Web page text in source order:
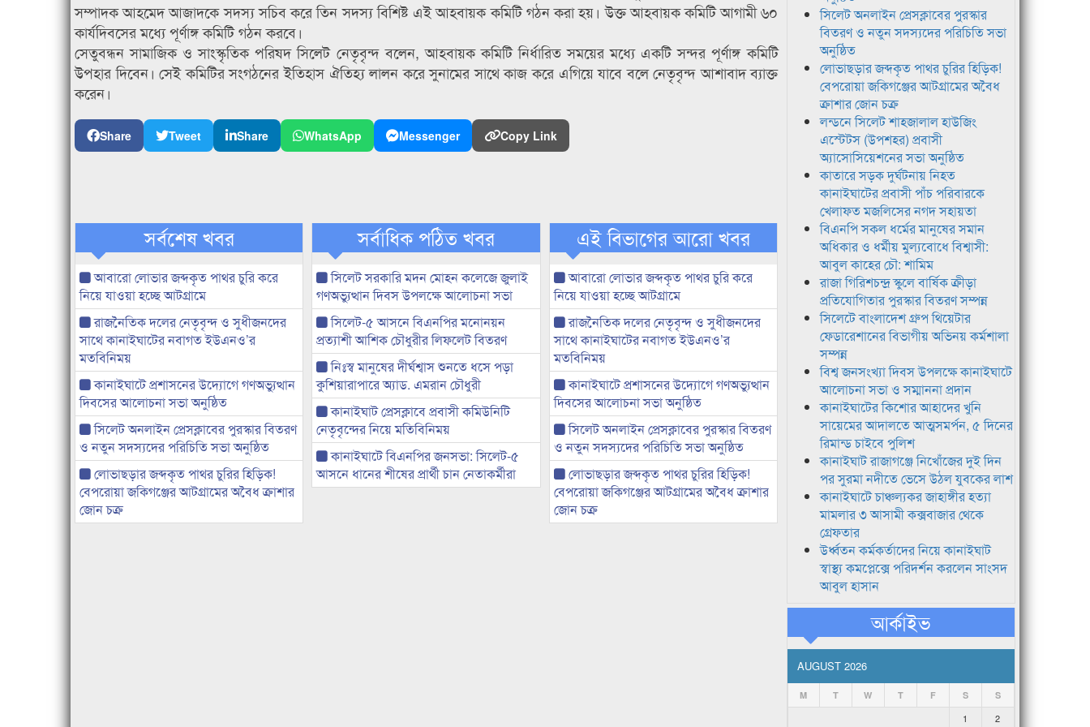
সম্পাদক আহমেদ আজাদকে সদস্য সচিব করে তিন সদস্য বিশিষ্ট এই আহবায়ক কমিটি গঠন করা হয়। উক্ত আহবায়ক কমিটি আগামী ৬০
কার্যদিবসের মধ্যে পূর্ণাঙ্গ কমিটি গঠন করবে।
সেতুবন্ধন সামাজিক ও সাংস্কৃতিক পরিষদ সিলেট নেতৃবৃন্দ বলেন, আহবায়ক কমিটি নির্ধারিত সময়ের মধ্যে একটি সন্দর পূর্ণাঙ্গ কমিটি
উপহার দিবেন। সেই কমিটির সংগঠনের ইতিহাস ঐতিহ্য লালন করে সুনামের সাথে কাজ করে এগিয়ে যাবে বলে নেতৃবৃন্দ আশাবাদ ব্যাক্ত
করেন।
Share Tweet Share WhatsApp Messenger Copy Link
সর্বশেষ খবর
আবারো লোভার জব্দকৃত পাথর চুরি করে
নিয়ে যাওয়া হচ্ছে আটগ্রামে
রাজনৈতিক দলের নেতৃবৃন্দ ও সুধীজনদের
সাথে কানাইঘাটের নবাগত ইউএনও’র
মতবিনিময়
কানাইঘাটে প্রশাসনের উদ্যোগে গণঅভ্যুত্থান
দিবসের আলোচনা সভা অনুষ্ঠিত
সিলেট অনলাইন প্রেসক্লাবের পুরস্কার বিতরণ
ও নতুন সদস্যদের পরিচিতি সভা অনুষ্ঠিত
লোভাছড়ার জব্দকৃত পাথর চুরির হিড়িক!
বেপরোয়া জকিগঞ্জের আটগ্রামের অবৈধ ক্রাশার
জোন চক্র
সর্বাধিক পঠিত খবর
সিলেট সরকারি মদন মোহন কলেজে জুলাই
গণঅভ্যুত্থান দিবস উপলক্ষে আলোচনা সভা
সিলেট-৫ আসনে বিএনপির মনোনয়ন
প্রত্যাশী আশিক চৌধুরীর লিফলেট বিতরণ
নিঃস্ব মানুষের দীর্ঘশ্বাস শুনতে ধসে পড়া
কুশিয়ারাপারে অ্যাড. এমরান চৌধুরী
কানাইঘাট প্রেসক্লাবে প্রবাসী কমিউনিটি
নেতৃবৃন্দের নিয়ে মতিবিনিময়
কানাইঘাটে বিএনপির জনসভা: সিলেট-৫
আসনে ধানের শীষের প্রার্থী চান নেতাকর্মীরা
এই বিভাগের আরো খবর
আবারো লোভার জব্দকৃত পাথর চুরি করে
নিয়ে যাওয়া হচ্ছে আটগ্রামে
রাজনৈতিক দলের নেতৃবৃন্দ ও সুধীজনদের
সাথে কানাইঘাটের নবাগত ইউএনও’র
মতবিনিময়
কানাইঘাটে প্রশাসনের উদ্যোগে গণঅভ্যুত্থান
দিবসের আলোচনা সভা অনুষ্ঠিত
সিলেট অনলাইন প্রেসক্লাবের পুরস্কার বিতরণ
ও নতুন সদস্যদের পরিচিতি সভা অনুষ্ঠিত
লোভাছড়ার জব্দকৃত পাথর চুরির হিড়িক!
বেপরোয়া জকিগঞ্জের আটগ্রামের অবৈধ ক্রাশার
জোন চক্র
সিলেট অনলাইন প্রেসক্লাবের পুরস্কার
বিতরণ ও নতুন সদস্যদের পরিচিতি সভা
অনুষ্ঠিত
লোভাছড়ার জব্দকৃত পাথর চুরির হিড়িক!
বেপরোয়া জকিগঞ্জের আটগ্রামের অবৈধ
ক্রাশার জোন চক্র
লন্ডনে সিলেট শাহজালাল হাউজিং
এস্টেটস (উপশহর) প্রবাসী
অ্যাসোসিয়েশনের সভা অনুষ্ঠিত
কাতারে সড়ক দুর্ঘটনায় নিহত
কানাইঘাটের প্রবাসী পাঁচ পরিবারকে
খেলাফত মজলিসের নগদ সহায়তা
বিএনপি সকল ধর্মের মানুষের সমান
অধিকার ও ধর্মীয় মুল্যবোধে বিশ্বাসী:
আবুল কাহের চৌ: শামিম
রাজা গিরিশচন্দ্র স্কুলে বার্ষিক ক্রীড়া
প্রতিযোগিতার পুরস্কার বিতরণ সম্পন্ন
সিলেটে বাংলাদেশ গ্রুপ থিয়েটার
ফেডারেশানের বিভাগীয় অভিনয় কর্মশালা
সম্পন্ন
বিশ্ব জনসংখ্যা দিবস উপলক্ষে কানাইঘাটে
আলোচনা সভা ও সম্মাননা প্রদান
কানাইঘাটের কিশোর আহাদের খুনি
সায়েমের আদালতে আত্মসমর্পন, ৫ দিনের
রিমান্ড চাইবে পুলিশ
কানাইঘাট রাজাগঞ্জে নিখোঁজের দুই দিন
পর সুরমা নদীতে ভেসে উঠল যুবকের লাশ
কানাইঘাটে চাঞ্চল্যকর জাহাঙ্গীর হত্যা
মামলার ৩ আসামী কক্সবাজার থেকে
গ্রেফতার
উর্ধ্বতন কর্মকর্তাদের নিয়ে কানাইঘাট
স্বাস্থ্য কমপ্লেক্সে পরিদর্শন করলেন সাংসদ
আবুল হাসান
আর্কাইভ
AUGUST 2026
M T W T F S S
1
2